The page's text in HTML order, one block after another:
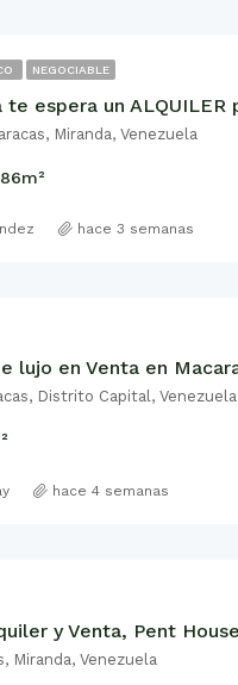
NEGOCIABLE
Miranda, Venezuela
86m²
hace 3 semanas
Distrito Capital, Venezuela
hace 4 semanas
Miranda, Venezuela